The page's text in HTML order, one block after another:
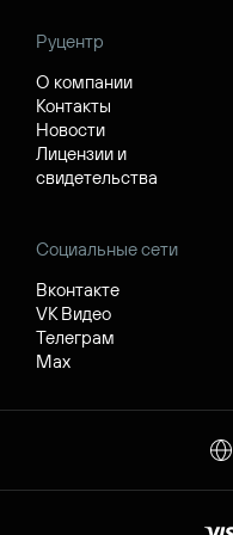
Руцентр
О компании
Контакты
Новости
Лицензии и
свидетельства
Социальные сети
Вконтакте
VK Видео
Телеграм
Max